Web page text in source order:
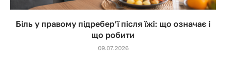
Біль у правому підребер’ї після їжі: що означає і
що робити
09.07.2026